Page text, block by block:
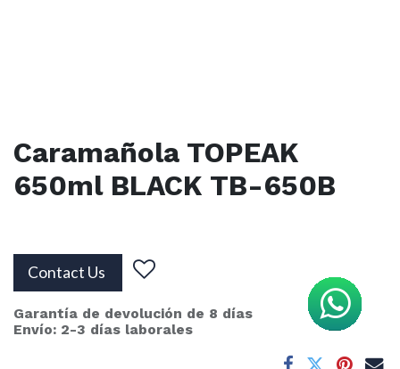
Caramañola TOPEAK
650ml BLACK TB-650B
Contact Us
Garantía de devolución de 8 días
Envío: 2-3 días laborales